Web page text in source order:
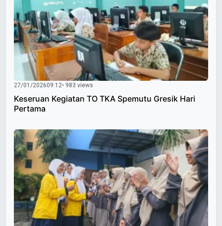
27/01/202609:12• 983 views
Keseruan Kegiatan TO TKA Spemutu Gresik Hari
Pertama